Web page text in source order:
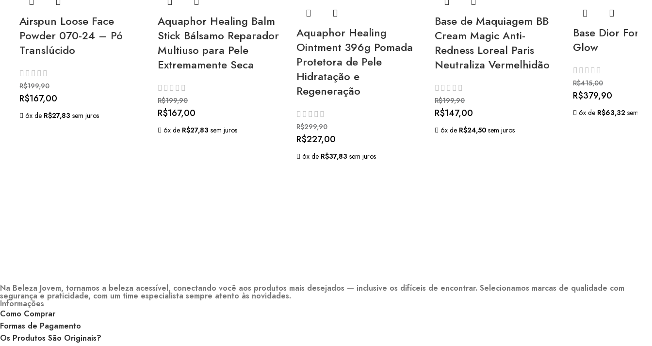
Airspun Loose Face
Powder 070-24 – Pó
Translúcido
R$199,90
R$167,00
6x de R$27,83 sem juros
Aquaphor Healing Balm
Stick Bálsamo Reparador
Multiuso para Pele
Extremamente Seca
R$199,90
R$167,00
6x de R$27,83 sem juros
Aquaphor Healing
Ointment 396g Pomada
Protetora de Pele
Hidratação e
Regeneração
R$299,90
R$227,00
6x de R$37,83 sem juros
Base de Maquiagem BB
Cream Magic Anti-
Redness Loreal Paris
Neutraliza Vermelhidão
R$199,90
R$147,00
6x de R$24,50sem juros
Base Dior
Glow
R$415,00
R$379,90
6x de R$63,32 sem
Na Beleza Jovem, tornamos a beleza acessível, conectando você aos produtos mais desejados — inclusive os difíceis de encontrar. Selecionamos marcas de qualidade com
segurança e praticidade, com um time especialista sempre atento às novidades.
Informações
Como Comprar
Formas de Pagamento
Os Produtos São Originais?